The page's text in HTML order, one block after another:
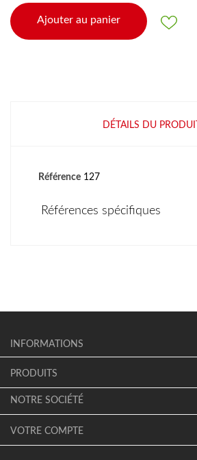
Ajouter au panier
DÉTAILS DU PRODUIT
Référence 127
Références spécifiques
INFORMATIONS
PRODUITS
NOTRE SOCIÉTÉ
VOTRE COMPTE